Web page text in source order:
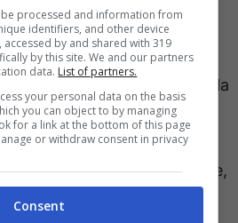
ci sarebbe una
rossoneri e i Red Devils sulla
milioni, con un diritto di
40 ; il Milan, ovviamente,
lo stipendio dell’attaccante,
processed and information from
identifiers, and other device
by and shared with 319
by this site. We and our partners
data. List of partners.
your personal data on the basis
you can object to by managing
for a link at the bottom of this page
or withdraw consent in privacy
Consent